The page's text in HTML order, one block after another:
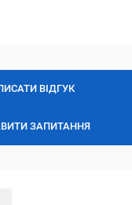
ВІДГУК
ЗАПИТАННЯ